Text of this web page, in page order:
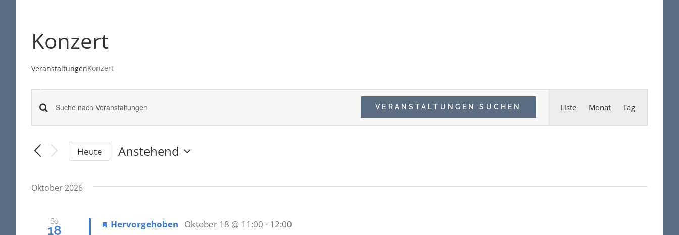
Konzert
VeranstaltungenKonzert
Veranstaltungen
Veranstaltungen
Suche
Ansichten,
Navigation
Bitte
eingeben.
Suche
Veranstaltungen
VERANSTALTUNGEN SUCHEN
Ansichten-
Liste Monat Tag
Heute
Anstehend
Oktober 2026
So.
18 Hervorgehoben Oktober 18 @ 11:00 - 12:00